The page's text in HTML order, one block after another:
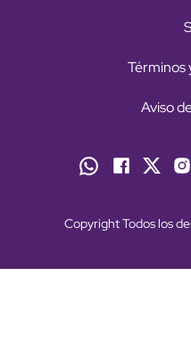
Términos
Aviso
Copyright Todos los